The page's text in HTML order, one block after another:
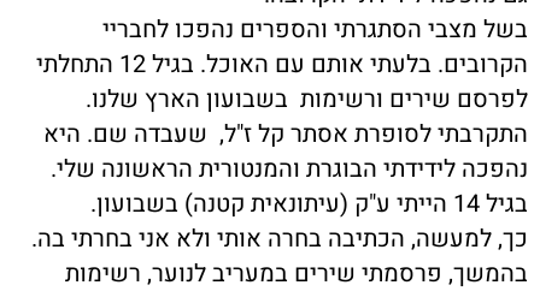
בשל מצבי הסתגרתי והספרים נהפכו לחבריי
הקרובים. בלעתי אותם עם האוכל. בגיל 12 התחלתי
לפרסם שירים ורשימות בשבועון הארץ שלנו.
התקרבתי לסופרת אסתר קל ז"ל, שעבדה שם. היא
נהפכה לידידתי הבוגרת והמנטורית הראשונה שלי.
בגיל 14 הייתי ע"ק (עיתונאית קטנה) בשבועון.
כך, למעשה, הכתיבה בחרה אותי ולא אני בחרתי בה.
בהמשך, פרסמתי שירים במעריב לנוער, רשימות